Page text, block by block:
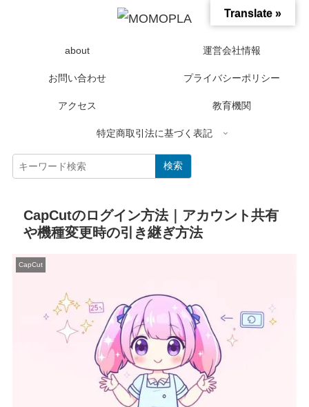
about 運営会社情報
お問い合わせ プライバシーポリシー
アクセス 教育機関
特定商取引法に基づく表記
検索
CapCutのログイン方法｜アカウント共有
や機種変更時の引き継ぎ方法
CapCut
Translate »